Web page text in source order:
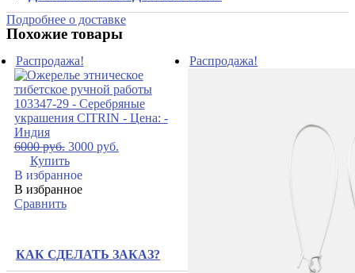
Подробнее о доставке
Похожие товары
Распродажа!
6000руб. 3000 руб.
Купить
В избранное
В избранное
Сравнить
Распродажа!
КАК СДЕЛАТЬ ЗАКАЗ?